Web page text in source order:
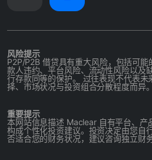
风险提示
P2P/P2B 借贷具有重大风险，包括可
款人违约、平台风险、流动性风险以及
行存款同等的保护。 过往表现不代表
择、市场状况与投资组合分散程度而异。
重要提示
本网站信息描述 Maclear 自有平台、产
构成个性化投资建议。投资决定由您自
否适合您的财务状况，建议咨询独立财务